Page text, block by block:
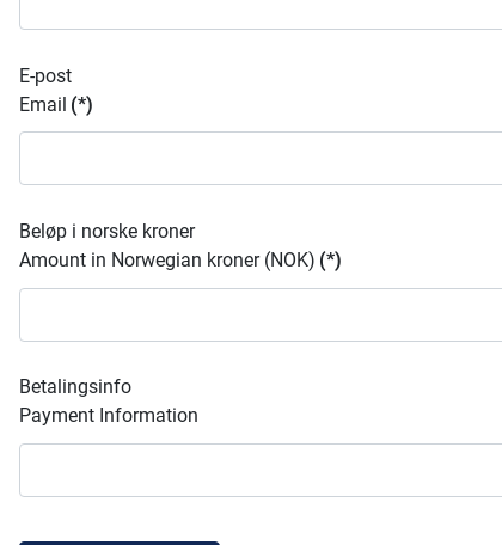
E-post
Email (*)
Beløp i norske kroner
Amount in Norwegian kroner (NOK) (*)
Betalingsinfo
Payment Information